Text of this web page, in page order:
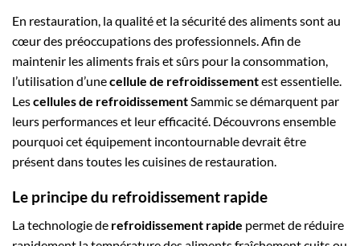
En restauration, la qualité et la sécurité des aliments sont au
cœur des préoccupations des professionnels. Afin de
maintenir les aliments frais et sûrs pour la consommation,
l’utilisation d’unecellule de refroidissementest essentielle.
Lescellules de refroidissement Sammic se démarquent par
leurs performances et leur efficacité. Découvrons ensemble
pourquoi cet équipement incontournable devrait être
présent dans toutes les cuisines de restauration.
Le principe du refroidissement rapide
La technologie de refroidissement rapide permet de réduire